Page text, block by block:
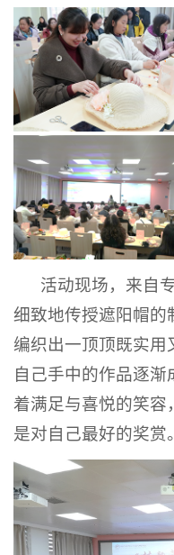
活动现场，来自
细致地传授遮阳帽的
编织出一顶顶既实用
自己手中的作品逐
着满足与喜悦的笑容
是对自己最好的奖赏。